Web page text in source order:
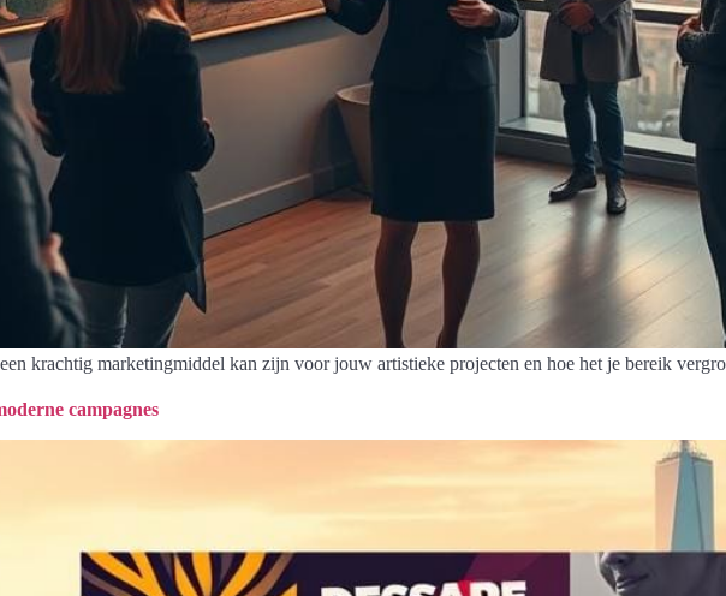
krachtig marketingmiddel kan zijn voor jouw artistieke projecten en hoe het je bereik
campagnes